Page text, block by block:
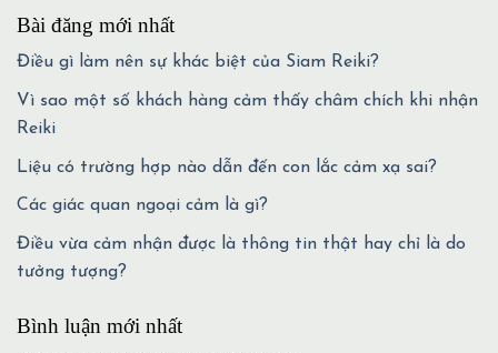
Bài đăng mới nhất
Điều gì làm nên sự khác biệt của Siam Reiki?
Vì sao một số khách hàng cảm thấy châm chích khi nhận
Reiki
Liệu có trường hợp nào dẫn đến con lắc cảm xạ sai?
Các giác quan ngoại cảm là gì?
Điều vừa cảm nhận được là thông tin thật hay chỉ là do
tưởng tượng?
Bình luận mới nhất